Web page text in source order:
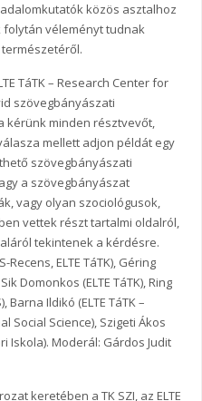
közös asztalhoz
véleményt tudnak
TáTK – Research Center for
szövegbányászati
kérünk minden résztvevőt,
mellett adjon példát egy
szövegbányászati
a szövegbányászat
vagy olyan szociológusok,
vettek részt tartalmi oldalról,
tekintenek a kérdésre.
ELTE TáTK), Géring
Domonkos (ELTE TáTK), Ring
Barna Ildikó (ELTE TáTK –
Social Science), Szigeti Ákos
Iskola). Moderál: Gárdos Judit
keretében a TK SZI, az ELTE